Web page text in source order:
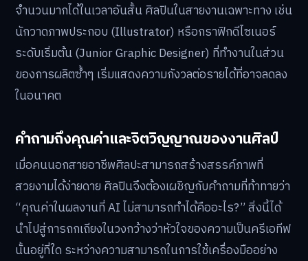
จำนวนมากได้ในเวลาอันสั้น ศิลปินในสายงานเฉพาะทาง เช่น
นักวาดภาพประกอบ (Illustrator) หรือกราฟิกดีไซเนอร์
ระดับเริ่มต้น (Junior Graphic Designer) ที่ทำงานในส่วน
ของการผลิตซ้ำๆ เริ่มแสดงความกังวลต่อรายได้ที่อาจลดลง
ในอนาคต
คำถามถึงคุณค่าและจิตวิญญาณของงานศิลป์
เมื่อคนนอกสายอาชีพศิลปะสามารถสร้างสรรค์ภาพที่
สวยงามได้ง่ายดาย ศิลปินจึงต้องเผชิญกับคำถามที่ท้าทายว่า
“คุณค่าในผลงานที่ AI ไม่สามารถทำได้คืออะไร?” สิ่งนี้ได้
นำไปสู่การถกเถียงในวงกว้างว่าหัวใจของความเป็นครีเอทีฟ
นั้นอยู่ที่ใด ระหว่างความสามารถในการใช้เครื่องมืออย่าง